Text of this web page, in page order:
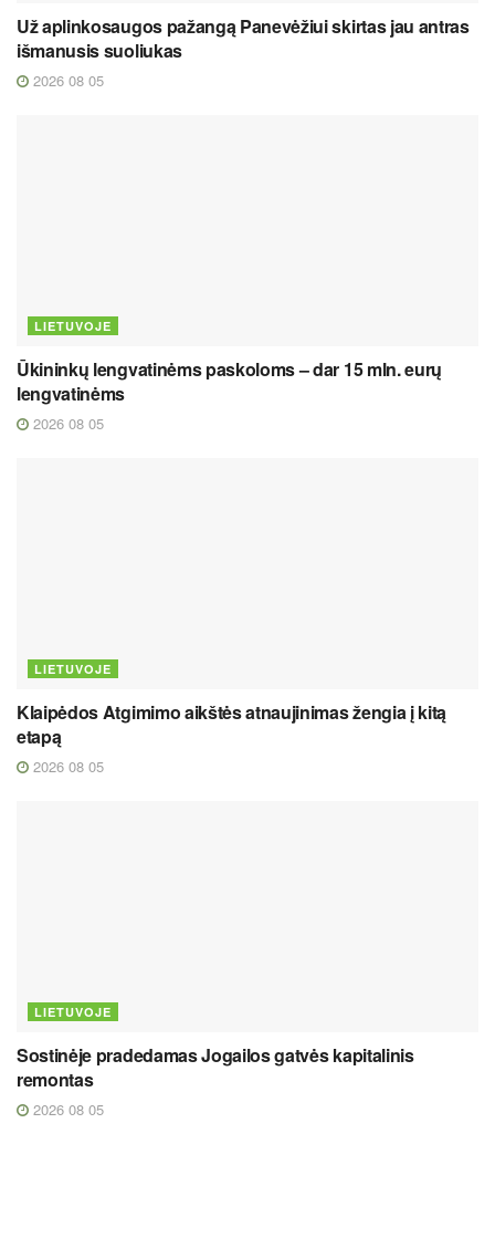
Už aplinkosaugos pažangą Panevėžiui skirtas jau antras
išmanusis suoliukas
2026 08 05
LIETUVOJE
Ūkininkų lengvatinėms paskoloms – dar 15 mln. eurų
lengvatinėms
2026 08 05
LIETUVOJE
Klaipėdos Atgimimo aikštės atnaujinimas žengia į kitą
etapą
2026 08 05
LIETUVOJE
Sostinėje pradedamas Jogailos gatvės kapitalinis
remontas
2026 08 05